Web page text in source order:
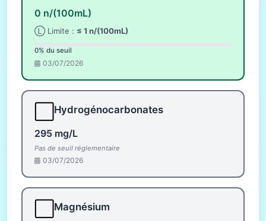
0 n/(100mL)
Ⓛ Limite : ≤ 1 n/(100mL)
0% du seuil
03/07/2026
Hydrogénocarbonates
295 mg/L
Pas de seuil réglementaire
03/07/2026
Magnésium